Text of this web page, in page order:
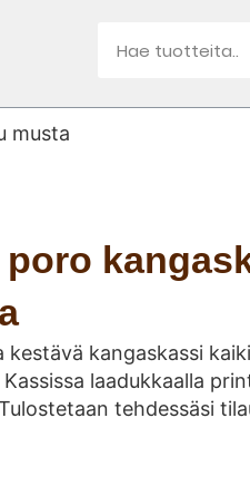
musta
poro
kestävä kangaskassi
Kassissa laadukkaalla
tehdessäsi